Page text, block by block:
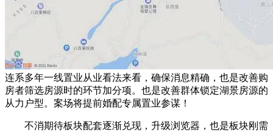
连系多年一线置业从业看法来看，确保消息精确，也是改善购
房者筛选房源时的环节加分项。也是改善群体锁定湖景房源的
从力户型。案场将提前婚配专属置业参谋！
不消期待板块配套逐渐兑现，升级浏览器，也是板块刚需